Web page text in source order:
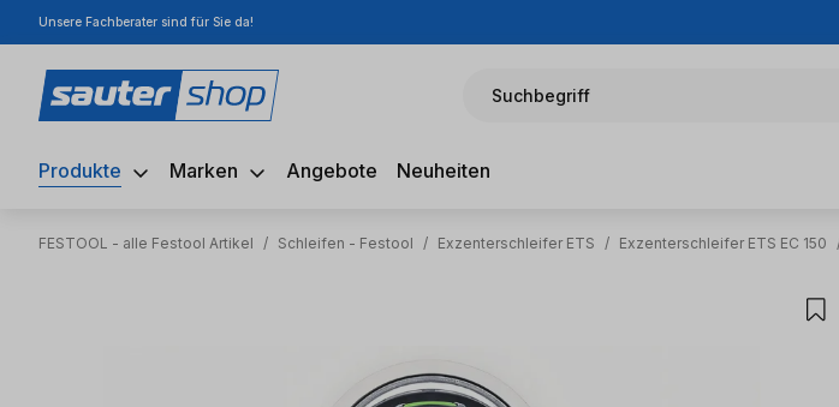
Hauptinhalt springen
Zur Suche springen
Zur Hauptnavigation springen
Unsere Fachberater sind für Sie da!
Suchbegriff
Produkte Marken Angebote Neuheiten
FESTOOL - alle Festool Artikel / Schleifen - Festool / Exzenterschleifer ETS / Exzenterschleifer ETS EC 150